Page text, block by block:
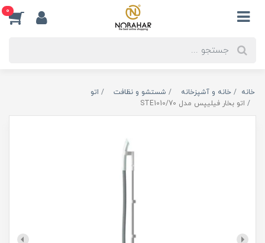
0
خانه خانه و آشپزخانه شستشو و نظافت
اتو
اتو بخار فیلیپس مدل STE1010/70